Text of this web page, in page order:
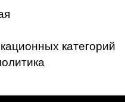
категорий